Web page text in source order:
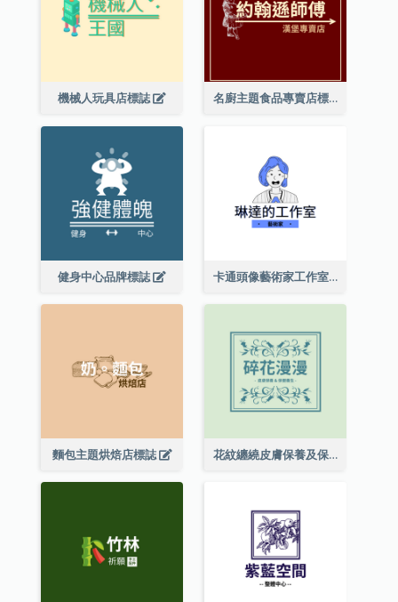
機械人玩具店標誌 名廚主題食品專賣店標誌
健身中心品牌標誌 卡通頭像藝術家工作室標誌
麵包主題烘焙店標誌 花紋纏繞皮膚保養及保健養生標誌設計